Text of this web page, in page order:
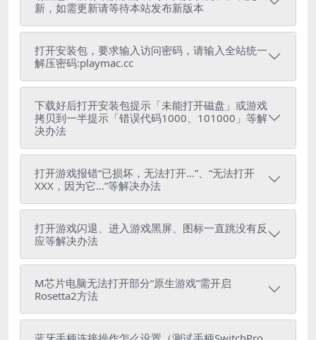
新，如需更新请等待本站发布新版本
打开安装包，要求输入访问密码，请输入全站统一
解压密码:playmac.cc
下载好后打开安装包提示「未能打开磁盘」或游戏
拷贝到一半提示「错误代码1000、101000」等解
决办法
打开游戏报错“已损坏，无法打开...”、“无法打开
XXX，因为它...”等解决办法
打开游戏闪退、进入游戏黑屏、图标一直跳没有反
应等解决办法
M芯片电脑无法打开部分“原生游戏”需开启
Rosetta2方法